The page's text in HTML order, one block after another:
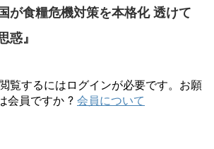
が食糧危機対策を本格化 透けて
惑』
覧するにはログインが必要です。お願
会員ですか ? 会員について